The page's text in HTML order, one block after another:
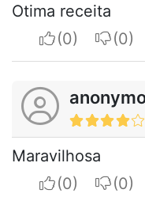
Otima receita
I apreciate
I
Maravilhosa
I apreciate
I